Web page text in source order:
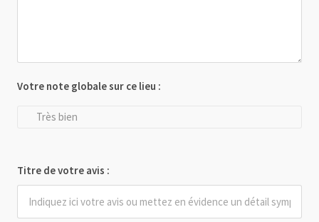
Votre note globale sur ce lieu :
Très bien
Titre de votre avis :